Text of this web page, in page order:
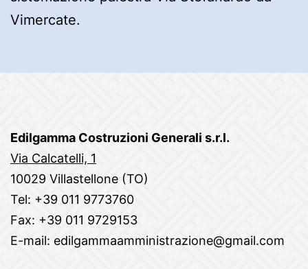
Vimercate.
Edilgamma Costruzioni Generali s.r.l.
Via Calcatelli, 1
10029 Villastellone (TO)
Tel: +39 011 9773760
Fax: +39 011 9729153
E-mail: edilgammaamministrazione@gmail.com